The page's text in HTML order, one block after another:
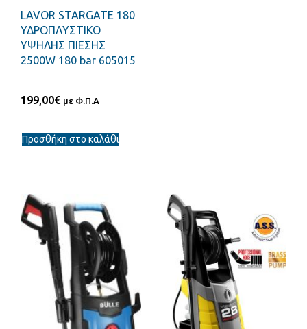
LAVOR STARGATE 180
ΥΔΡΟΠΛΥΣΤΙΚΟ
ΥΨΗΛΗΣ ΠΙΕΣΗΣ
2500W 180 bar 605015
199,00€ με Φ.Π.Α
Προσθήκη στο καλάθι